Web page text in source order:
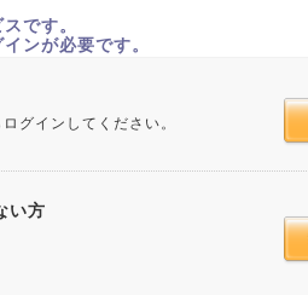
です。
ンが必要です。
グインしてください。
い方